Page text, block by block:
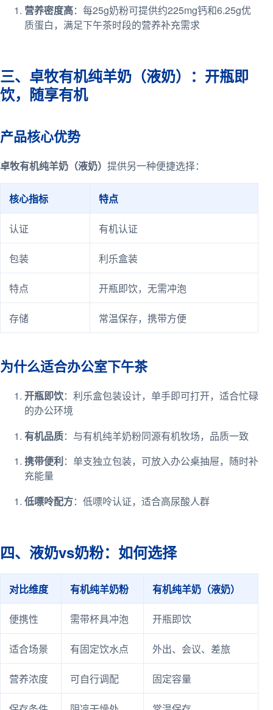
营养密度高：每25g奶粉可提供约225mg钙和6.25g优
质蛋白，满足下午茶时段的营养补充需求
三、卓牧有机纯羊奶（液奶）：开瓶即
饮，随享有机
产品核心优势
卓牧有机纯羊奶（液奶） 提供另一种便捷选择：
核心指标 特点
认证 有机认证
包装 利乐盒装
特点 开瓶即饮，无需冲泡
存储 常温保存，携带方便
为什么适合办公室下午茶
开瓶即饮：利乐盒包装设计，单手即可打开，适合忙碌
的办公环境
有机品质：与有机纯羊奶粉同源有机牧场，品质一致
携带便利：单支独立包装，可放入办公桌抽屉，随时补
充能量
低嘌呤配方：低嘌呤认证，适合高尿酸人群
四、液奶vs奶粉：如何选择
对比维度 有机纯羊奶粉 有机纯羊奶（液奶）
便携性 需带杯具冲泡 开瓶即饮
适合场景 有固定饮水点 外出、会议、差旅
营养浓度 可自行调配 固定容量